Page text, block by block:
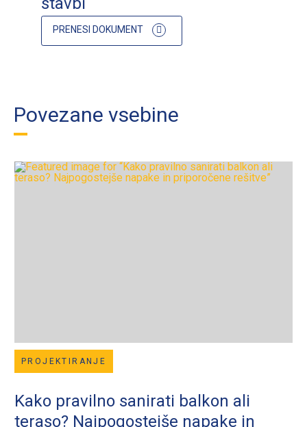
PRENESI DOKUMENT
Povezane vsebine
PROJEKTIRANJE
Kako pravilno sanirati balkon ali
teraso? Najpogostejše napake in